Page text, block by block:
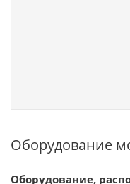
Оборудование
Оборудование,